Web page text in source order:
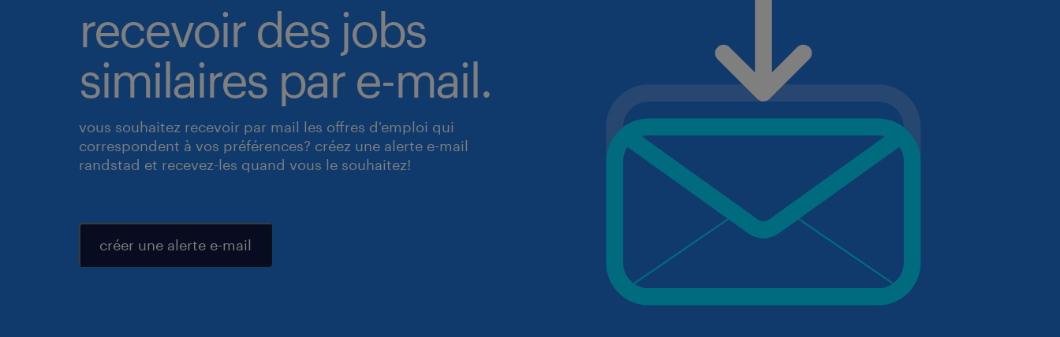
recevoir des jobs
similaires par e-mail.
vous souhaitez recevoir par mail les offres d'emploi qui
correspondent à vos préférences? créez une alerte e-mail
randstad et recevez-les quand vous le souhaitez!
créer une alerte e-mail